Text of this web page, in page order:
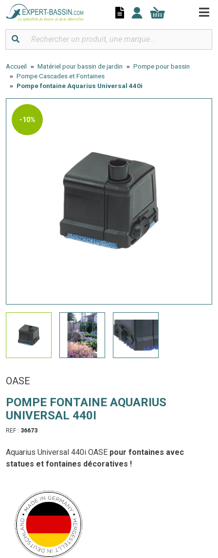
Accueil Matériel pour bassin de jardin
Pompe pour bassin
Pompe Cascades et Fontaines
Pompe fontaine Aquarius Universal 440i
-10%
OASE
POMPE FONTAINE AQUARIUS
UNIVERSAL 440I
REF : 36673
Aquarius Universal 440i OASE pour fontaines avec
statues et fontaines décoratives !
Panneau de gestion des cookies